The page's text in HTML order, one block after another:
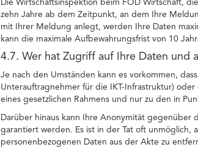
Die Wirtschaftsinspektion beim FÖD Wirtschaft,
zehn Jahre ab dem Zeitpunkt, an dem Ihre
mit Ihrer Meldung anlegt, werden Ihre Daten
kann die maximale Aufbewahrungsfrist von 10
4.7. Wer hat Zugriff auf Ihre Daten und
Je nach den Umständen kann es vorkommen,
Unterauftragnehmer für die IKT-Infrastruktur)
eines gesetzlichen Rahmens und nur zu den in
Darüber hinaus kann Ihre Anonymität gegenüber
garantiert werden. Es ist in der Tat oft
personenbezogenen Daten aus der Akte zu